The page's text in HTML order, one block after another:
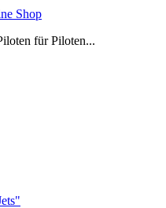
für Piloten...